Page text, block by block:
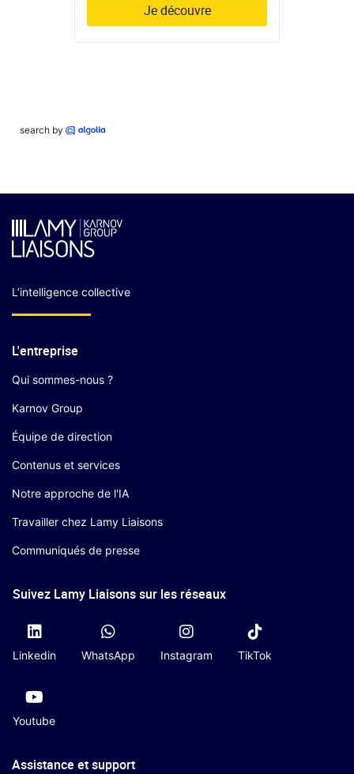
Je découvre
search by
L’intelligence collective
L'entreprise
Qui sommes-nous ?
Karnov Group
Équipe de direction
Contenus et services
Notre approche de l'IA
Travailler chez Lamy Liaisons
Communiqués de presse
Suivez Lamy Liaisons sur les réseaux
Linkedin WhatsApp Instagram TikTok
Youtube
Assistance et support